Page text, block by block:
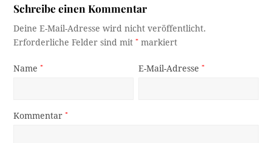
Schreibe einen Kommentar
Deine E-Mail-Adresse wird nicht veröffentlicht.
Erforderliche Felder sind mit* markiert
Name* E-Mail-Adresse*
Kommentar*